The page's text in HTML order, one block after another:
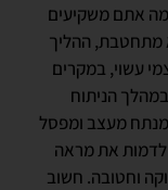
אתם משקיעים
מתחטבת, ההליך
עשוי, במקרים
הניתוח
מעצב ומפסל
לדמות את מראה
וחטובה. חשוב